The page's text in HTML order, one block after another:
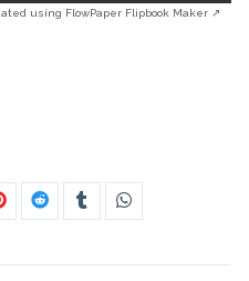
using FlowPaper Flipbook Maker ↗